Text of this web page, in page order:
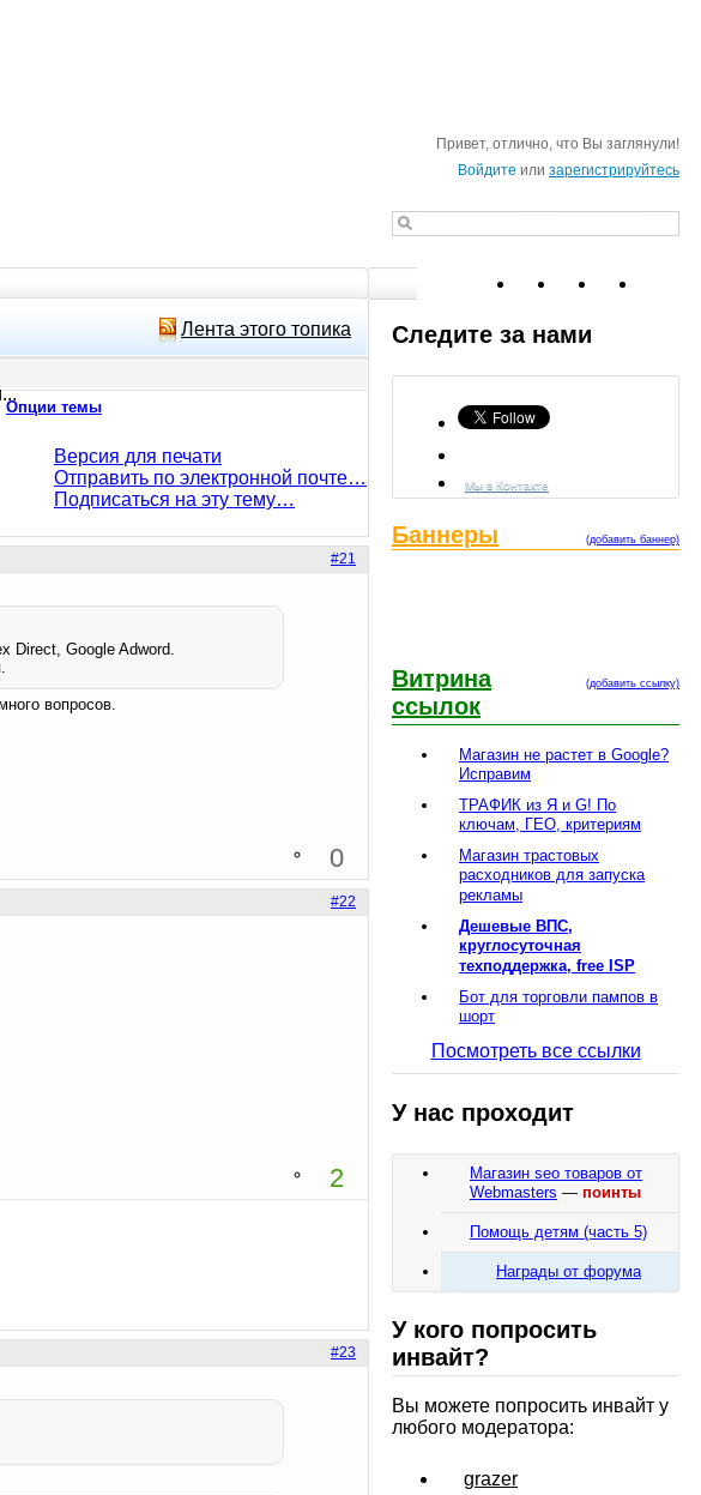
Привет, отлично, что Вы заглянули!
Войдите или зарегистрируйтесь
Лента этого топика
Опции темы
Версия для печати
Отправить по электронной почте…
Подписаться на эту тему…
#21
Direct, Google Adword.
вопросов.
0
#22
2
#23
Следите за нами
Мы в Контакте
(добавить баннер)
Баннеры
(добавить ссылку)
Витрина
ссылок
Магазин не растет в Google?
Исправим
ТРАФИК из Я и G! По
ключам, ГЕО, критериям
Магазин трастовых
расходников для запуска
рекламы
Дешевые ВПС,
круглосуточная
техподдержка, free ISP
Бот для торговли пампов в
шорт
Посмотреть все ссылки
У нас проходит
Магазин seo товаров от
Webmasters — поинты
Помощь детям (часть 5)
Награды от форума
У кого попросить
инвайт?
Вы можете попросить инвайт у
любого модератора:
grazer